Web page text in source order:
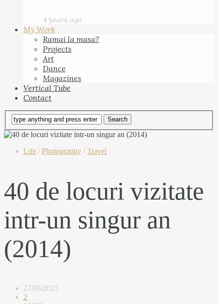
4 years ago
My Work
Ramai la masa?
Projects
Art
Dance
Magazines
Vertical Tube
Contact
Life / Photography / Travel
40 de locuri vizitate
intr-un singur an
(2014)
27/03/2015
2